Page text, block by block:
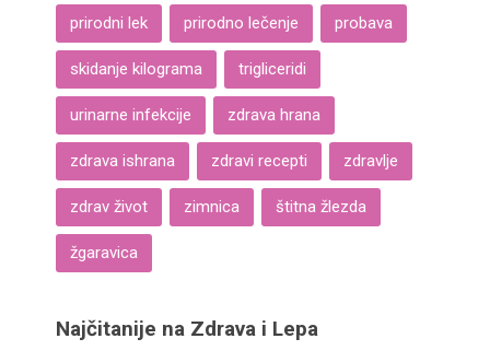
prirodni lek prirodno lečenje probava
skidanje kilograma trigliceridi
urinarne infekcije zdrava hrana
zdrava ishrana zdravi recepti zdravlje
zdrav život zimnica štitna žlezda
žgaravica
Najčitanije na Zdrava i Lepa